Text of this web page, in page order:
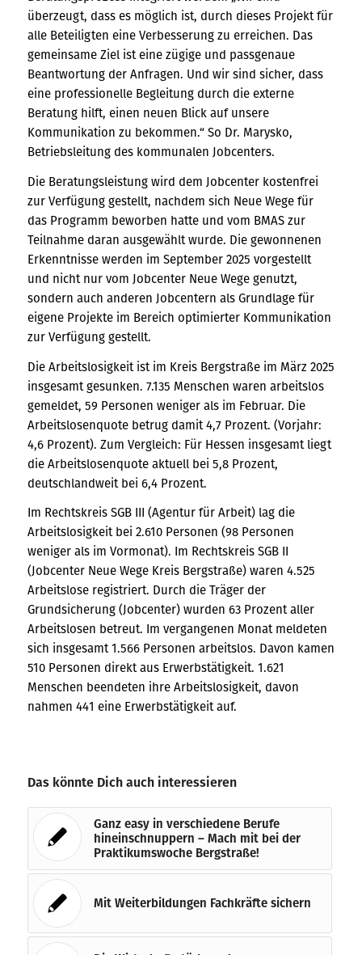
überzeugt, dass es möglich ist, durch dieses Projekt für
alle Beteiligten eine Verbesserung zu erreichen. Das
gemeinsame Ziel ist eine zügige und passgenaue
Beantwortung der Anfragen. Und wir sind sicher, dass
eine professionelle Begleitung durch die externe
Beratung hilft, einen neuen Blick auf unsere
Kommunikation zu bekommen.“ So Dr. Marysko,
Betriebsleitung des kommunalen Jobcenters.
Die Beratungsleistung wird dem Jobcenter kostenfrei
zur Verfügung gestellt, nachdem sich Neue Wege für
das Programm beworben hatte und vom BMAS zur
Teilnahme daran ausgewählt wurde. Die gewonnenen
Erkenntnisse werden im September 2025 vorgestellt
und nicht nur vom Jobcenter Neue Wege genutzt,
sondern auch anderen Jobcentern als Grundlage für
eigene Projekte im Bereich optimierter Kommunikation
zur Verfügung gestellt.
Die Arbeitslosigkeit ist im Kreis Bergstraße im März 2025
insgesamt gesunken. 7.135 Menschen waren arbeitslos
gemeldet, 59 Personen weniger als im Februar. Die
Arbeitslosenquote betrug damit 4,7 Prozent. (Vorjahr:
4,6 Prozent). Zum Vergleich: Für Hessen insgesamt liegt
die Arbeitslosenquote aktuell bei 5,8 Prozent,
deutschlandweit bei 6,4 Prozent.
Im Rechtskreis SGB III (Agentur für Arbeit) lag die
Arbeitslosigkeit bei 2.610 Personen (98 Personen
weniger als im Vormonat). Im Rechtskreis SGB II
(Jobcenter Neue Wege Kreis Bergstraße) waren 4.525
Arbeitslose registriert. Durch die Träger der
Grundsicherung (Jobcenter) wurden 63 Prozent aller
Arbeitslosen betreut. Im vergangenen Monat meldeten
sich insgesamt 1.566 Personen arbeitslos. Davon kamen
510 Personen direkt aus Erwerbstätigkeit. 1.621
Menschen beendeten ihre Arbeitslosigkeit, davon
nahmen 441 eine Erwerbstätigkeit auf.
Das könnte Dich auch interessieren
Ganz easy in verschiedene Berufe
hineinschnuppern – Mach mit bei der
Praktikumswoche Bergstraße!
Mit Weiterbildungen Fachkräfte sichern